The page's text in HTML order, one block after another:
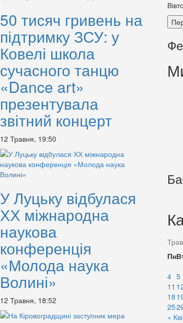
50 тисяч гривень на
підтримку ЗСУ: у
Ковелі школа
сучасного танцю
«Dance art»
презентувала
звітний концерт
12 Травня, 19:50
У Луцьку відбулася
ХХ міжнародна
наукова
конференція
«Молода наука
Волині»
12 Травня, 18:52
Пн
4 5
11
18
25
« Кві